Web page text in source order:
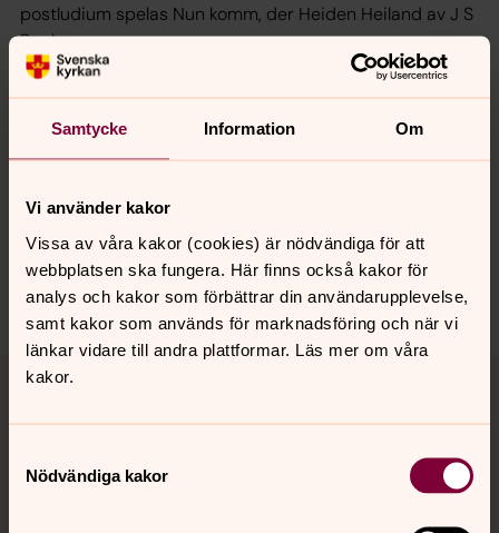
Samtycke Information Om
Vi använder kakor
Vissa av våra kakor (cookies) är nödvändiga för att
webbplatsen ska fungera. Här finns också kakor för
analys och kakor som förbättrar din användarupplevelse,
samt kakor som används för marknadsföring och när vi
länkar vidare till andra plattformar. Läs mer om våra
kakor.
Nödvändiga kakor
postludium spelas Nun komm, der Heiden Heiland av J S
Bach.
innehåll?
norrkoping@svenskakyrkan.se
Dela
Tillbaka till toppen
Tillbaka till innehållet
Kontakt